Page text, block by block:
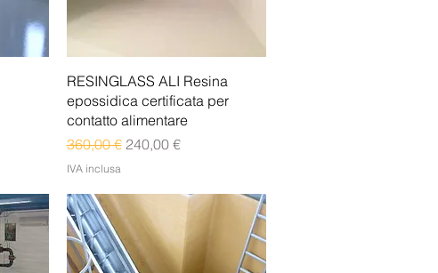
Vista rapida
RESINGLASS ALI Resina
epossidica certificata per
contatto alimentare
Prezzo regolare
360,00 € Prezzo scontato
240,00 €
IVA inclusa